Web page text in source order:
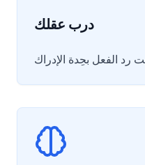
درب عقلك